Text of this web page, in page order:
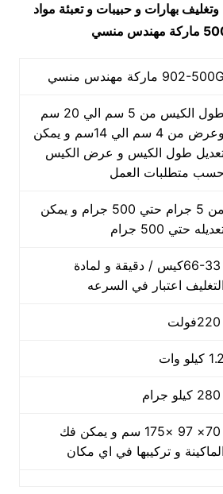
وتغليف بهارات و حبيبات و تعبئة مواد
ماركة مهندس منسي
902-500G ماركة مهندس منسي
طول الكيس من 5 سم الي 20 سم
وعرض من 4 سم الي 14سم و يمكن
طول الكيس و عرض الكيس
حسب متطلبات العمل
من 5 جرام حتي 500 جرام و يمكن
حتي 500 جرام
66-33كيس / دقيقة و لمادة
التغليف اعتبار في السرعه
1.2 كيلو وات
70× 97 ×175 سم و يمكن فك
الماكينة و تركيبها في اي مكان